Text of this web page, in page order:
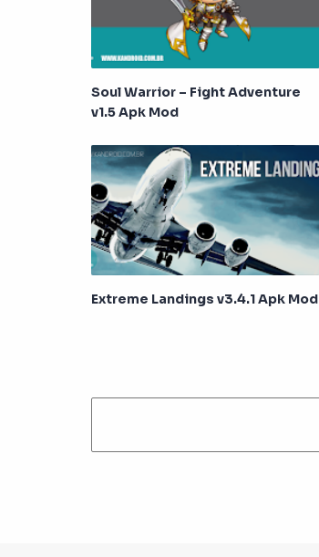
Soul Warrior – Fight Adventure
v1.5 Apk Mod
Extreme Landings v3.4.1 Apk Mod